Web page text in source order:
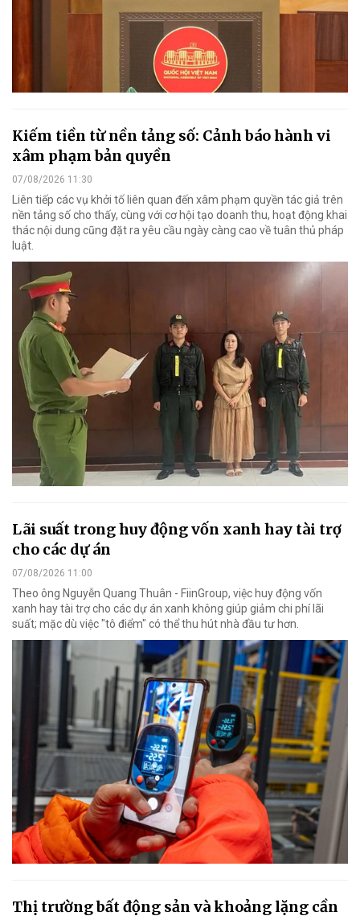
Kiếm tiền từ nền tảng số: Cảnh báo hành vi
xâm phạm bản quyền
07/08/2026 11:30
Liên tiếp các vụ khởi tố liên quan đến xâm phạm quyền tác giả trên
nền tảng số cho thấy, cùng với cơ hội tạo doanh thu, hoạt động khai
thác nội dung cũng đặt ra yêu cầu ngày càng cao về tuân thủ pháp
luật.
Lãi suất trong huy động vốn xanh hay tài trợ
cho các dự án
07/08/2026 11:00
Theo ông Nguyễn Quang Thuân - FiinGroup, việc huy động vốn
xanh hay tài trợ cho các dự án xanh không giúp giảm chi phí lãi
suất; mặc dù việc "tô điểm" có thể thu hút nhà đầu tư hơn.
Thị trường bất động sản và khoảng lặng cần